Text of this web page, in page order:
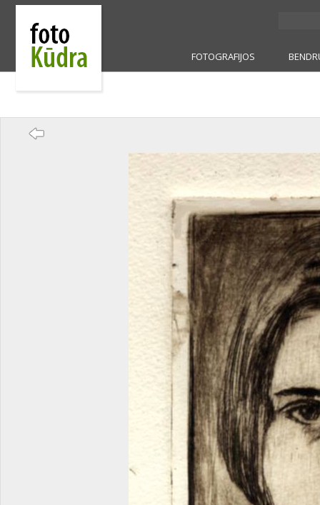
FOTOGRAFIJOS